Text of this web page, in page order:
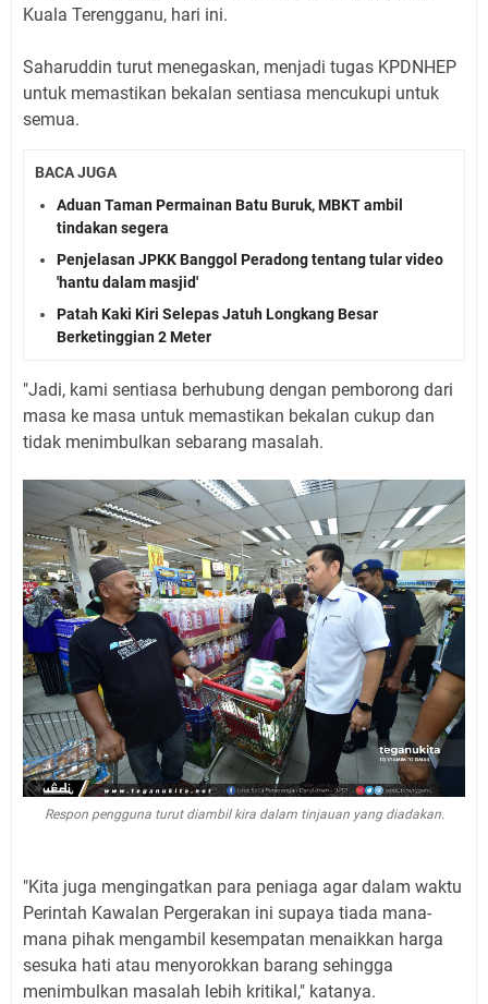
Kuala Terengganu, hari ini.
Saharuddin turut menegaskan, menjadi tugas KPDNHEP
untuk memastikan bekalan sentiasa mencukupi untuk
semua.
BACA JUGA
Aduan Taman Permainan Batu Buruk, MBKT ambil
tindakan segera
Penjelasan JPKK Banggol Peradong tentang tular video
'hantu dalam masjid'
Patah Kaki Kiri Selepas Jatuh Longkang Besar
Berketinggian 2 Meter
"Jadi, kami sentiasa berhubung dengan pemborong dari
masa ke masa untuk memastikan bekalan cukup dan
tidak menimbulkan sebarang masalah.
Respon pengguna turut diambil kira dalam tinjauan yang diadakan.
"Kita juga mengingatkan para peniaga agar dalam waktu
Perintah Kawalan Pergerakan ini supaya tiada mana-
mana pihak mengambil kesempatan menaikkan harga
sesuka hati atau menyorokkan barang sehingga
menimbulkan masalah lebih kritikal," katanya.